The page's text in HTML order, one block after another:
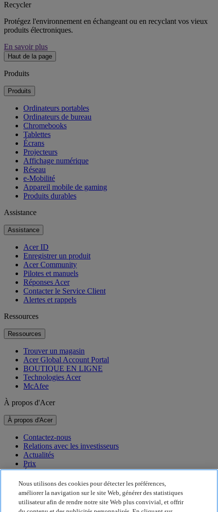
Recycler
Protégez l'environnement en échangeant ou en recyclant vos vieux
produits électroniques.
En savoir plus
Haut de la page
Produits
Produits
Ordinateurs portables
Ordinateurs de bureau
Chromebooks
Tablettes
Écrans
Projecteurs
Affichage numérique
Réseau
e-Mobilité
Appareil mobile de gaming
Produits durables
Assistance
Assistance
Acer ID
Enregistrer un produit
Acer Community
Pilotes et manuels
Réponses Acer
Contacter le Service Client
Alertes et rappels
Ressources
Ressources
Trouver un magasin
Acer Global Account Portal
BOUTIQUE EN LIGNE
Technologies Acer
McAfee
À propos d'Acer
À propos d'Acer
Contactez-nous
Relations avec les investisseurs
Actualités
Prix
Événements
Développement durable
Développement durable
Nous utilisons des cookies pour détecter les préférences,
améliorer la navigation sur le site Web, générer des statistiques
utilisateur afin de rendre notre site Web plus convivial, et offrir